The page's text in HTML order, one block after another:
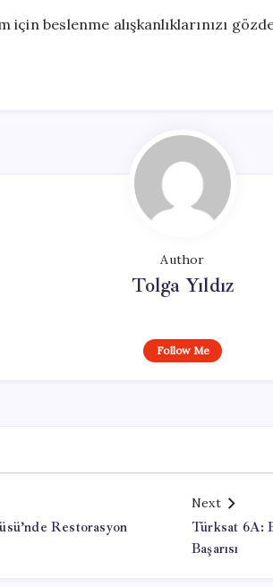
için beslenme alışkanlıklarınızı
Author
Tolga Yıldız
Follow Me
Restorasyon
Next
Türksat 6A:
Başarısı